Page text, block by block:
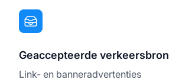
Geaccepteerde verkeersbron
Link- en banneradvertenties